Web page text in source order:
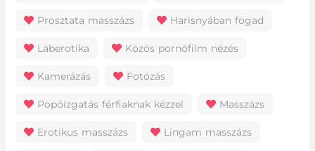
Prosztata masszázs Harisnyában fogad
Láberotika Közös pornófilm nézés
Kamerázás Fotózás
Popóizgatás férfiaknak kézzel Masszázs
Erotikus masszázs Lingam masszázs